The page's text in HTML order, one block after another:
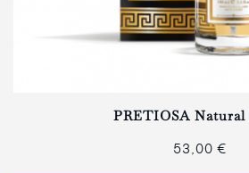
PRETIOSA Natural
53,00 €